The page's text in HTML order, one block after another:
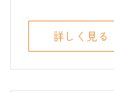
詳しく見る